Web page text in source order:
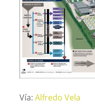
Vía: Alfredo Vela